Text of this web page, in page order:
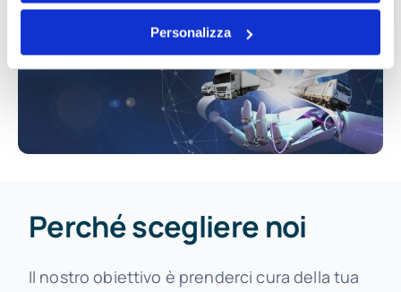
Personalizza
Perché scegliere noi
Il nostro obiettivo è prenderci cura della tua